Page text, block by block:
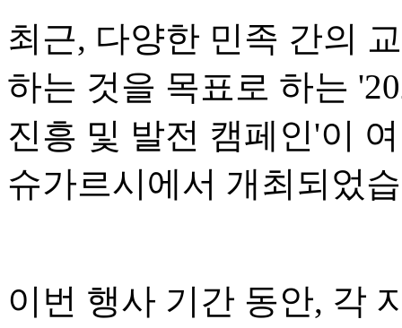
최근, 다양한 민족 간의
하는 것을 목표로 하는
진흥 및 발전 캠페인'이
슈가르시에서 개최되었
이번 행사 기간 동안, 각